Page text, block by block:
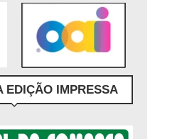
EDIÇÃO IMPRESSA